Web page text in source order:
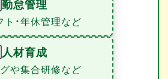
勤怠管理
・年休管理など
人材育成
や集合研修など